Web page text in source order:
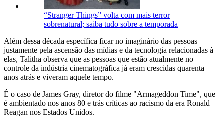
“Stranger Things” volta com mais terror
sobrenatural; saiba tudo sobre a temporada
Além dessa década específica ficar no imaginário das pessoas
justamente pela ascensão das mídias e da tecnologia relacionadas à
elas, Talitha observa que as pessoas que estão atualmente no
controle da indústria cinematográfica já eram crescidas quarenta
anos atrás e viveram aquele tempo.
É o caso de James Gray, diretor do filme "Armageddon Time", que
é ambientado nos anos 80 e trás críticas ao racismo da era Ronald
Reagan nos Estados Unidos.